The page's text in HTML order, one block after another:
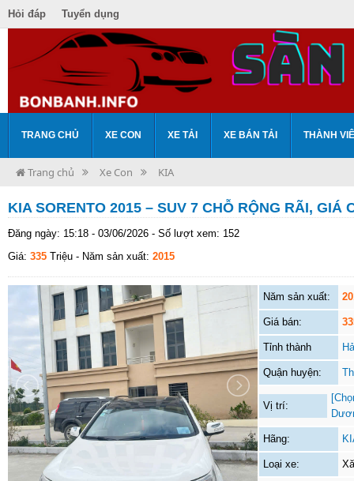
Hỏi đáp Tuyển dụng
TRANG CHỦ XE CON XE TẢI XE BÁN TẢI THÀNH
Trang chủ Xe Con KIA
KIA SORENTO 2015 – SUV 7 CHỖ RỘNG RÃI, GIÁ
Đăng ngày: 15:18 - 03/06/2026 - Số lượt xem: 152
Giá: 335 Triệu - Năm sản xuất: 2015
Năm sản xuất:
Giá bán:
Tỉnh thành
Quận huyện:
Vị trí:
Hãng:
Loại xe: